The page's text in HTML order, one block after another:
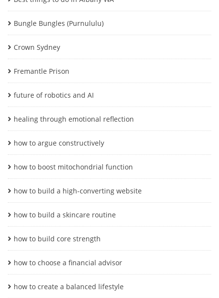
Bungle Bungles (Purnululu)
Crown Sydney
Fremantle Prison
future of robotics and AI
healing through emotional reflection
how to argue constructively
how to boost mitochondrial function
how to build a high-converting website
how to build a skincare routine
how to build core strength
how to choose a financial advisor
how to create a balanced lifestyle